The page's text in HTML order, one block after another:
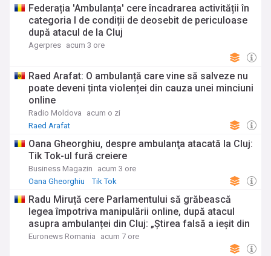
Federația 'Ambulanța' cere încadrarea activității în
categoria I de condiții de deosebit de periculoase
după atacul de la Cluj
Agerpres acum 3 ore
Raed Arafat: O ambulanță care vine să salveze nu
poate deveni ținta violenței din cauza unei minciuni
online
Radio Moldova
acum o zi
Raed Arafat
Oana Gheorghiu, despre ambulanţa atacată la Cluj:
Tik Tok-ul fură creiere
Business Magazin
acum 3 ore
Oana Gheorghiu
Tik Tok
Radu Miruță cere Parlamentului să grăbească
legea împotriva manipulării online, după atacul
asupra ambulanței din Cluj: „Știrea falsă a ieșit din
telefoane”
Euronews Romania acum 7 ore